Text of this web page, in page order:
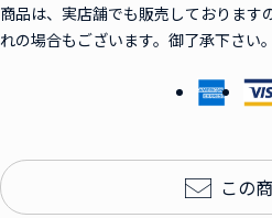
商品は、実店舗でも販売しております
れの場合もございます。御了承下さい。
この